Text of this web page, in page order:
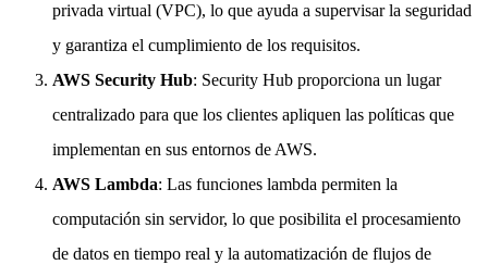
privada virtual (VPC), lo que ayuda a supervisar la seguridad
y garantiza el cumplimiento de los requisitos.
AWS Security Hub: Security Hub proporciona un lugar
centralizado para que los clientes apliquen las políticas que
implementan en sus entornos de AWS.
AWS Lambda: Las funciones lambda permiten la
computación sin servidor, lo que posibilita el procesamiento
de datos en tiempo real y la automatización de flujos de